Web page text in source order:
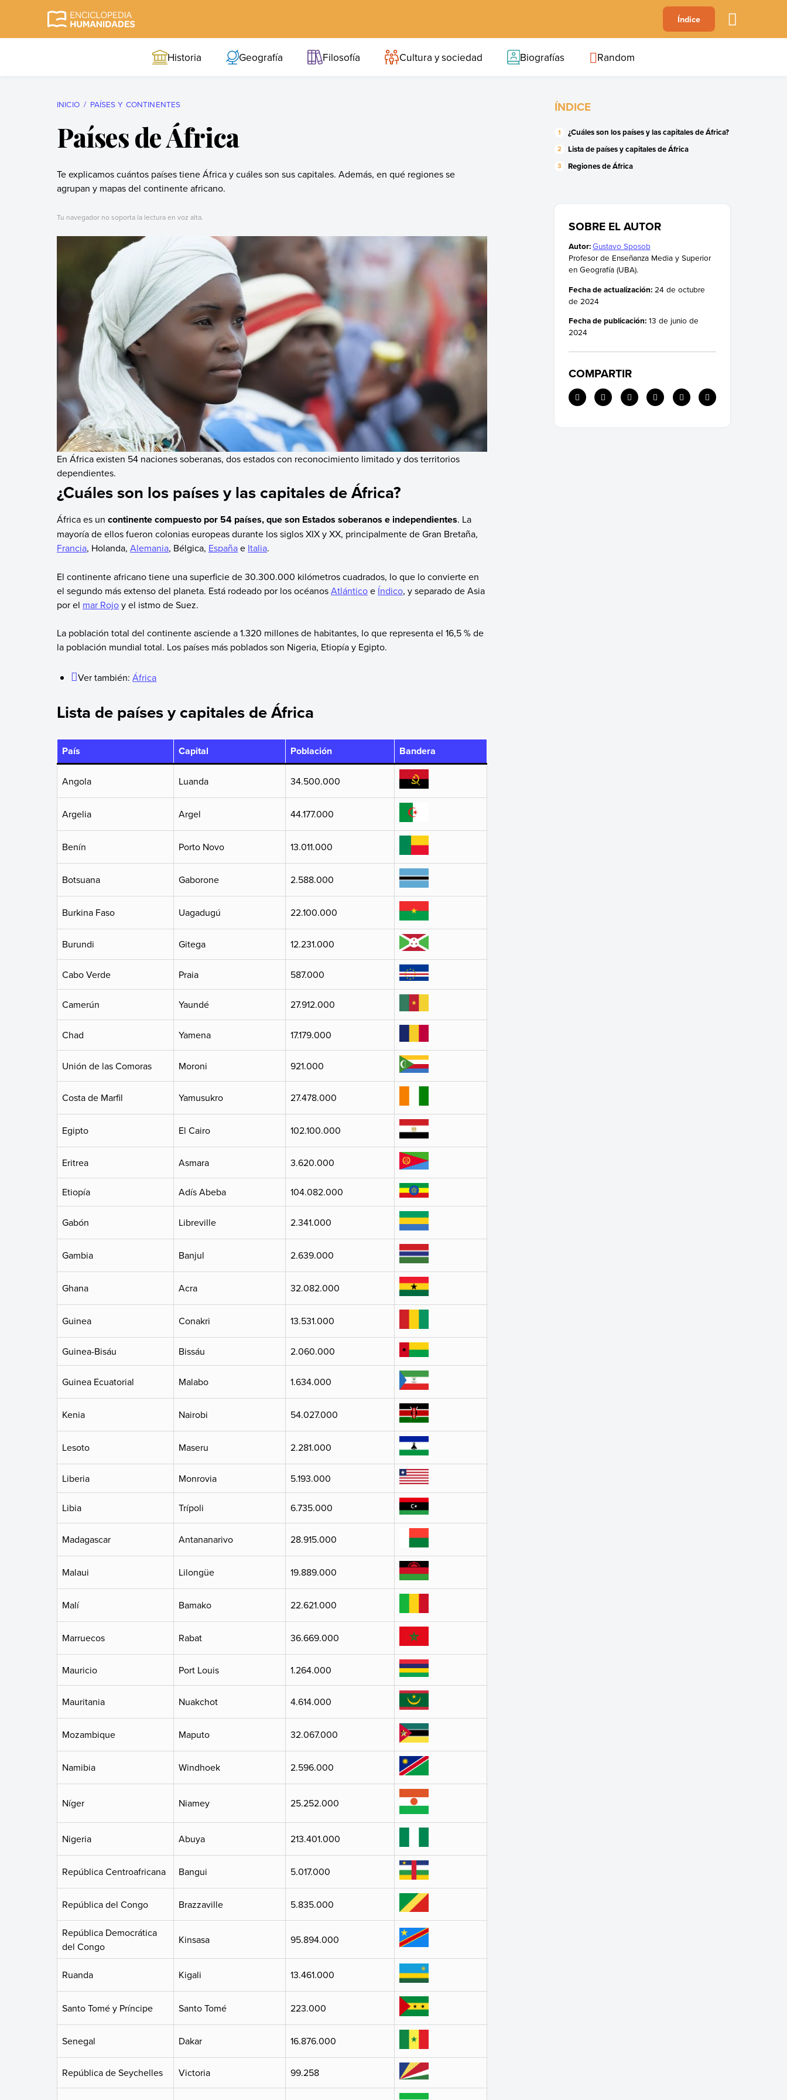
B C F
Índice
Historia Geografía Filosofía Cultura y sociedad Biografías Random
INICIO PAÍSES Y CONTINENTES
Países de África
Te explicamos cuántos países tiene África y cuáles son sus capitales. Además, en qué regiones se
agrupan y mapas del continente africano.
Tu navegador no soporta la lectura en voz alta.
En África existen 54 naciones soberanas, dos estados con reconocimiento limitado y dos territorios
dependientes.
¿Cuáles son los países y las capitales de África?
África es un continente compuesto por 54 países, que son Estados soberanos e independientes. La
mayoría de ellos fueron colonias europeas durante los siglos XIX y XX, principalmente de Gran Bretaña,
Francia, Holanda, Alemania, Bélgica, Españae Italia.
El continente africano tiene una superficie de 30.300.000 kilómetros cuadrados, lo que lo convierte en
el segundo más extenso del planeta. Está rodeado por los océanosAtlánticoe Índico, y separado de Asia
por el mar Rojoy el istmo de Suez.
La población total del continente asciende a 1.320 millones de habitantes, lo que representa el 16,5 % de
la población mundial total. Los países más poblados son Nigeria, Etiopía y Egipto.
Ver también:África
Lista de países y capitales de África
País Capital Población Bandera
Angola Luanda 34.500.000
Argelia Argel 44.177.000
Benín Porto Novo 13.011.000
Botsuana Gaborone 2.588.000
Burkina Faso Uagadugú 22.100.000
Burundi Gitega 12.231.000
Cabo Verde Praia 587.000
Camerún Yaundé 27.912.000
Chad Yamena 17.179.000
Unión de las Comoras Moroni 921.000
Costa de Marfil Yamusukro 27.478.000
Egipto El Cairo 102.100.000
Eritrea Asmara 3.620.000
Etiopía Adís Abeba 104.082.000
Gabón Libreville 2.341.000
Gambia Banjul 2.639.000
Ghana Acra 32.082.000
Guinea Conakri 13.531.000
Guinea-Bisáu Bissáu 2.060.000
Guinea Ecuatorial Malabo 1.634.000
Kenia Nairobi 54.027.000
Lesoto Maseru 2.281.000
Liberia Monrovia 5.193.000
Libia Trípoli 6.735.000
Madagascar Antananarivo 28.915.000
Malaui Lilongüe 19.889.000
Malí Bamako 22.621.000
Marruecos Rabat 36.669.000
Mauricio Port Louis 1.264.000
Mauritania Nuakchot 4.614.000
Mozambique Maputo 32.067.000
Namibia Windhoek 2.596.000
Níger Niamey 25.252.000
Nigeria Abuya 213.401.000
República Centroafricana Bangui 5.017.000
República del Congo Brazzaville 5.835.000
República Democrática
del Congo
Kinsasa 95.894.000
Ruanda Kigali 13.461.000
Santo Tomé y Príncipe Santo Tomé 223.000
Senegal Dakar 16.876.000
República de Seychelles Victoria 99.258
ÍNDICE
¿Cuáles son los países y las capitales de África?
Lista de países y capitales de África
Regiones de África
SOBRE EL AUTOR
Autor:Gustavo Sposob
Profesor de Enseñanza Media y Superior
en Geografía (UBA).
Fecha de actualización: 24 de octubre
de 2024
Fecha de publicación: 13 de junio de
2024
COMPARTIR